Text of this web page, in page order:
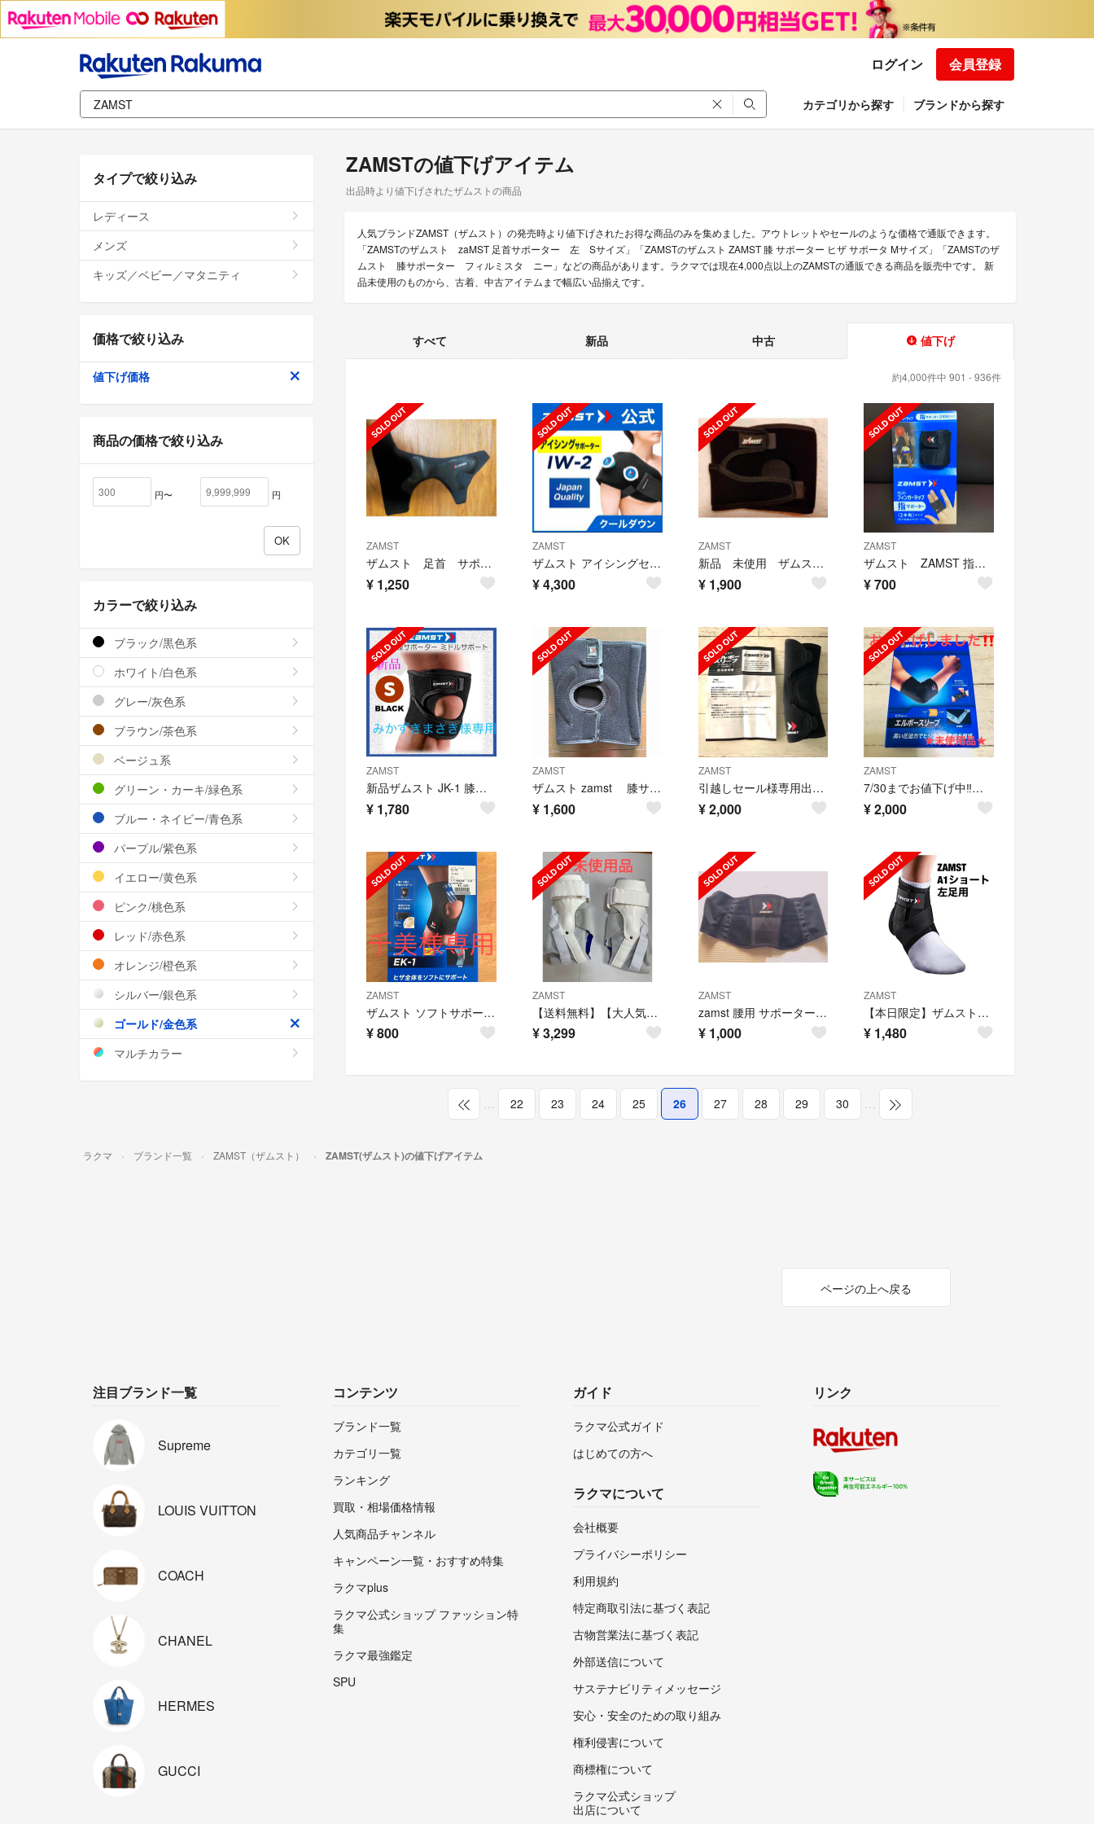
ログイン 会員登録
カテゴリから探す ブランドから探す
ZAMSTの値下げアイテム
出品時より値下げされたザムストの商品
人気ブランドZAMST（ザムスト）の発売時より値下げされたお得な商品のみを集めました。アウトレットやセールのような価格で通販できます。
「ZAMSTのザムスト zaMST 足首サポーター 左 Sサイズ」「ZAMSTのザムスト ZAMST 膝 サポーター ヒザ サポータ Mサイズ」「ZAMSTのザ
ムスト 膝サポーター フィルミスタ ニー」などの商品があります。ラクマでは現在4,000点以上のZAMSTの通販できる商品を販売中です。 新
品未使用のものから、古着、中古アイテムまで幅広い品揃えです。
すべて 新品 中古 値下げ
約4,000件中 901 - 936件
ZAMST
ザムスト 足首 サポーター 左用 サイズS 黒
¥ 1,250
ZAMST
ザムスト アイシングセット IW-2 熱中症対策 肩 腰 アイスパックＬ1個
¥4,300
ZAMST
新品 未使用 ザムスト JK-1 ヒザ用サポーター 左右兼用 Ｓサイズ
¥ 1,900
ZAMST
ザムスト ZAMST 指 サポーター フィンガーラップ
¥700
ZAMST
新品ザムスト JK-1 膝サポーター ミドルサポート S ブラック
¥ 1,780
ZAMST
ザムスト zamst 膝サポーター MK-3 ミドルサポート フルオープン型
¥ 1,600
ZAMST
引越しセール様専用出品✨肘サポーターSsize★ザムスト★
¥2,000
ZAMST
7/30までお値下げ中‼️送料込✨未使用品★肘サポーターL size★ザムスト★
¥2,000
ZAMST
ザムスト ソフトサポート EK-1 （ヒザ用） 左右兼用 L 1個入
¥800
ZAMST
【送料無料】【大人気】ZAMST A2-DX 足首サポーター XL 左右セット
¥3,299
ZAMST
zamst 腰用 サポーター サイズ LL
¥ 1,000
ZAMST
【本日限定】ザムスト足首用サポーター A1 ショート 左足用
¥ 1,480
22 23 24 25 26 27 28 29 30
タイプで絞り込み
レディース
メンズ
キッズ／ベビー／マタニティ
価格で絞り込み
値下げ価格
商品の価格で絞り込み
円〜 円
カラーで絞り込み
ブラック/黒色系
ホワイト/白色系
グレー/灰色系
ブラウン/茶色系
ベージュ系
グリーン・カーキ/緑色系
ブルー・ネイビー/青色系
パープル/紫色系
イエロー/黄色系
ピンク/桃色系
レッド/赤色系
オレンジ/橙色系
シルバー/銀色系
ゴールド/金色系
マルチカラー
ラクマ ブランド一覧 ZAMST（ザムスト） ZAMST(ザムスト)の値下げアイテム
ページの上へ戻る
注目ブランド一覧
Supreme
LOUIS VUITTON
COACH
CHANEL
HERMES
GUCCI
コンテンツ
ブランド一覧
カテゴリ一覧
ランキング
買取・相場価格情報
人気商品チャンネル
キャンペーン一覧・おすすめ特集
ラクマplus
ラクマ公式ショップ ファッション特
集
ラクマ最強鑑定
SPU
ガイド
ラクマ公式ガイド
はじめての方へ
ラクマについて
会社概要
プライバシーポリシー
利用規約
特定商取引法に基づく表記
古物営業法に基づく表記
外部送信について
サステナビリティメッセージ
安心・安全のための取り組み
権利侵害について
商標権について
ラクマ公式ショップ
出店について
リンク